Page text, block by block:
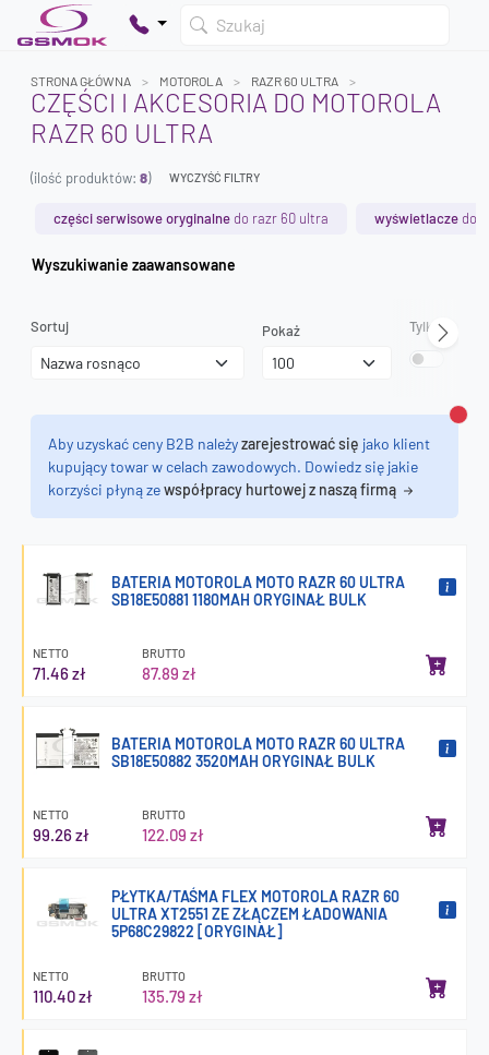
Szukaj
Dodaj produkty, aby kontynuować.
STRONA GŁÓWNA MOTOROLA RAZR 60 ULTRA
CZĘŚCI I AKCESORIA DO MOTOROLA
RAZR 60 ULTRA
(ilość produktów: 8) WYCZYŚĆ FILTRY
części serwisowe oryginalne do razr 60 ultra wyświetlacze do
Wyszukiwanie zaawansowane
Sortuj Pokaż Tylko
Aby uzyskać ceny B2B należyzarejestrować się jako klient
kupujący towar w celach zawodowych. Dowiedz się jakie
korzyści płyną zewspółpracy hurtowej z naszą firmą
BATERIA MOTOROLA MOTO RAZR 60 ULTRA
SB18E50881 1180MAH ORYGINAŁ BULK
NETTO
71.46 zł
BRUTTO
87.89 zł
BATERIA MOTOROLA MOTO RAZR 60 ULTRA
SB18E50882 3520MAH ORYGINAŁ BULK
NETTO
99.26 zł
BRUTTO
122.09 zł
PŁYTKA/TAŚMA FLEX MOTOROLA RAZR 60
ULTRA XT2551 ZE ZŁĄCZEM ŁADOWANIA
5P68C29822 [ORYGINAŁ]
NETTO
110.40 zł
BRUTTO
135.79 zł